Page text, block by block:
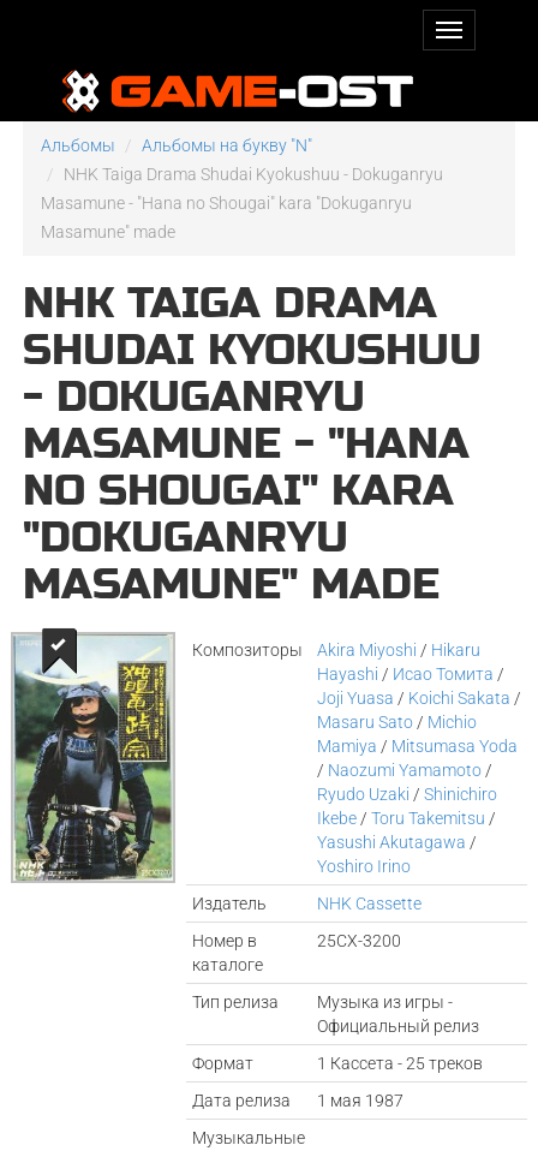
Альбомы
Альбомы на букву "N"
NHK Taiga Drama Shudai Kyokushuu - Dokuganryu
Masamune - "Hana no Shougai" kara "Dokuganryu
Masamune" made
NHK TAIGA DRAMA
SHUDAI KYOKUSHUU
- DOKUGANRYU
MASAMUNE - "HANA
NO SHOUGAI" KARA
"DOKUGANRYU
MASAMUNE" MADE
Композиторы Akira Miyoshi / Hikaru
Hayashi / Исао Томита /
Joji Yuasa / Koichi Sakata /
Masaru Sato / Michio
Mamiya / Mitsumasa Yoda
/ Naozumi Yamamoto /
Ryudo Uzaki /Shinichiro
Ikebe /Toru Takemitsu /
Yasushi Akutagawa /
Yoshiro Irino
Издатель
NHK Cassette
Номер в
каталоге
25CX-3200
Тип релиза
Музыка из игры -
Официальный релиз
Формат
1 Кассета - 25 треков
Дата релиза
1 мая 1987
Музыкальные